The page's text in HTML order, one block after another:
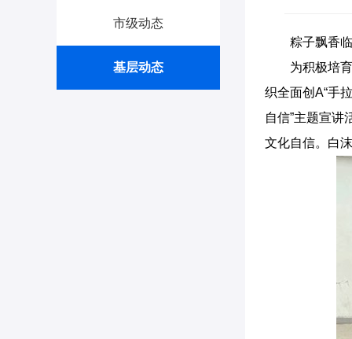
市级动态
基层动态
粽子飘香
为积极培
织全面创A“手
自信”主题宣
文化自信。白